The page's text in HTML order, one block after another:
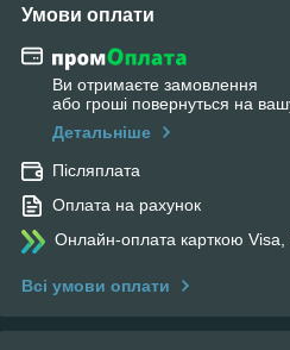
Умови оплати
Ви отримаєте замовлення
або гроші повернуться на
Детальніше
Післяплата
Оплата на рахунок
Онлайн-оплата карткою
Всі умови оплати